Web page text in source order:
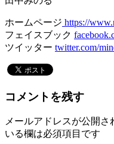
ホームページ https://
フェイスブック
ツイッター twitter.com/
コメントを残す
メールアドレスが公開さ
いる欄は必須項目です